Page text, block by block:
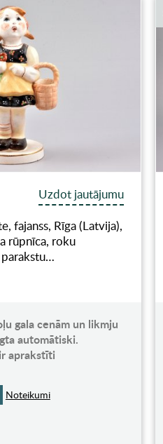
Uzdot jautājumu
fajanss, Rīga (Latvija),
rūpnīca, roku
gala cenām un likmju
automātiski.
aprakstīti
Noteikumi